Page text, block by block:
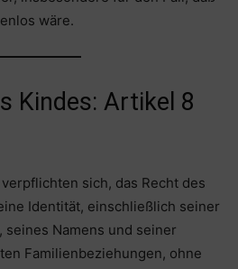
wäre.
Kindes: Artikel 8
sich, das Recht des
Identität, einschließlich seiner
seines Namens und seiner
Familienbeziehungen, ohne